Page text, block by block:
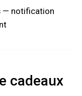
— notification
cadeaux